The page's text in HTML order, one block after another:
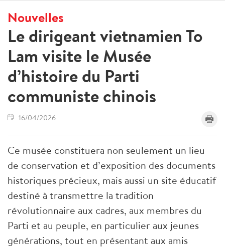
Nouvelles
Le dirigeant vietnamien To
Lam visite le Musée
d’histoire du Parti
communiste chinois
16/04/2026
Ce musée constituera non seulement un lieu
de conservation et d’exposition des documents
historiques précieux, mais aussi un site éducatif
destiné à transmettre la tradition
révolutionnaire aux cadres, aux membres du
Parti et au peuple, en particulier aux jeunes
générations, tout en présentant aux amis